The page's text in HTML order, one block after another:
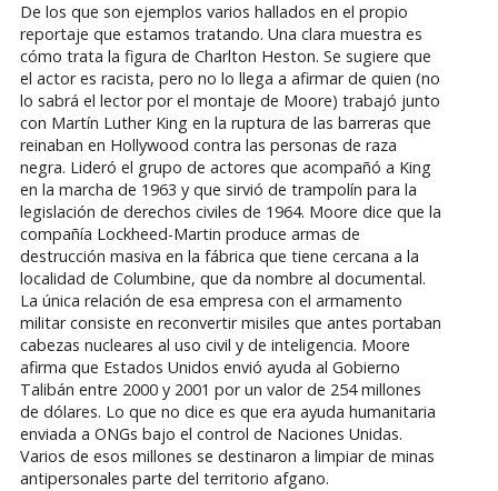
De los que son ejemplos varios hallados en el propio
reportaje que estamos tratando. Una clara muestra es
cómo trata la figura de Charlton Heston. Se sugiere que
el actor es racista, pero no lo llega a afirmar de quien (no
lo sabrá el lector por el montaje de Moore) trabajó junto
con Martín Luther King en la ruptura de las barreras que
reinaban en Hollywood contra las personas de raza
negra. Lideró el grupo de actores que acompañó a King
en la marcha de 1963 y que sirvió de trampolín para la
legislación de derechos civiles de 1964. Moore dice que la
compañía Lockheed-Martin produce armas de
destrucción masiva en la fábrica que tiene cercana a la
localidad de Columbine, que da nombre al documental.
La única relación de esa empresa con el armamento
militar consiste en reconvertir misiles que antes portaban
cabezas nucleares al uso civil y de inteligencia. Moore
afirma que Estados Unidos envió ayuda al Gobierno
Talibán entre 2000 y 2001 por un valor de 254 millones
de dólares. Lo que no dice es que era ayuda humanitaria
enviada a ONGs bajo el control de Naciones Unidas.
Varios de esos millones se destinaron a limpiar de minas
antipersonales parte del territorio afgano.